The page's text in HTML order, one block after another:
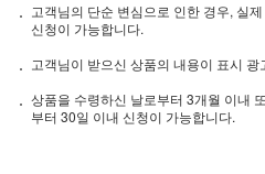
고객님의 단순 변심으로 인한 경우, 실
신청이 가능합니다.
고객님이 받으신 상품의 내용이 표시
상품을 수령하신 날로부터 3개월 이내
부터 30일 이내 신청이 가능합니다.